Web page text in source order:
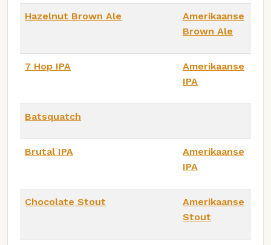
Hazelnut Brown Ale
Amerikaanse
Brown Ale
7 Hop IPA
Amerikaanse
IPA
Batsquatch
Brutal IPA
Amerikaanse
IPA
Chocolate Stout
Amerikaanse
Stout